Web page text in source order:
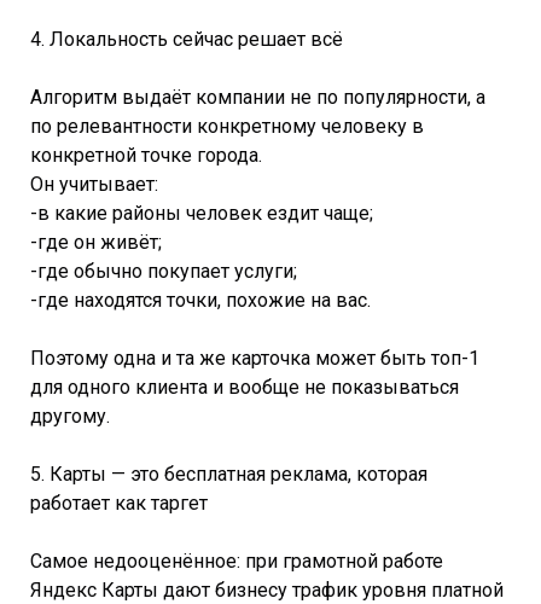
4. Локальность сейчас решает всё
Алгоритм выдаёт компании не по популярности, а
по релевантности конкретному человеку в
конкретной точке города.
Он учитывает:
-в какие районы человек ездит чаще;
-где он живёт;
-где обычно покупает услуги;
-где находятся точки, похожие на вас.
Поэтому одна и та же карточка может быть топ-1
для одного клиента и вообще не показываться
другому.
5. Карты — это бесплатная реклама, которая
работает как таргет
Самое недооценённое: при грамотной работе
Яндекс Карты дают бизнесу трафик уровня платной